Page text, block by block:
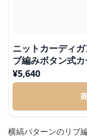
ニットカーディ
ブ編みボタン式
¥5,640
横縞パターンのリブ